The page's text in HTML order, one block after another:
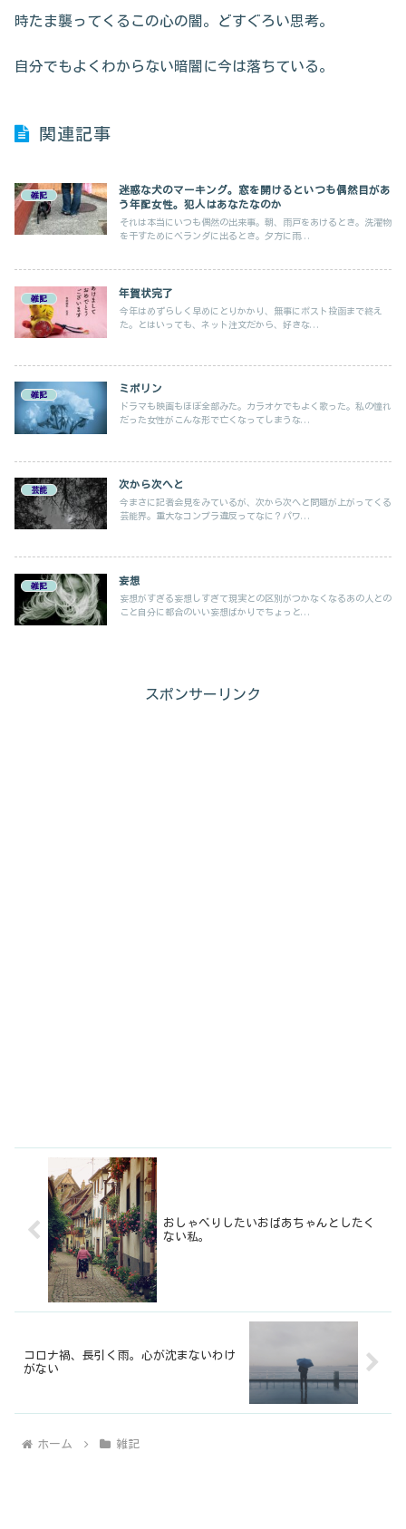
時たま襲ってくるこの心の闇。どすぐろい思考。
自分でもよくわからない暗闇に今は落ちている。
関連記事
雑記
迷惑な犬のマーキング。窓を開けるといつも偶然目があ
う年配女性。犯人はあなたなのか
それは本当にいつも偶然の出来事。朝、雨戸をあけるとき。洗濯物
を干すためにベランダに出るとき。夕方に雨...
雑記
年賀状完了
今年はめずらしく早めにとりかかり、無事にポスト投函まで終え
た。とはいっても、ネット注文だから、好きな...
雑記
ミポリン
ドラマも映画もほぼ全部みた。カラオケでもよく歌った。私の憧れ
だった女性がこんな形で亡くなってしまうな...
芸能
次から次へと
今まさに記者会見をみているが、次から次へと問題が上がってくる
芸能界。重大なコンプラ違反ってなに？パワ...
雑記
妄想
妄想がすぎる妄想しすぎて現実との区別がつかなくなるあの人との
こと自分に都合のいい妄想ばかりでちょっと...
スポンサーリンク
おしゃべりしたいおばあちゃんとしたく
ない私。
コロナ禍、長引く雨。心が沈まないわけ
がない
ホーム 雑記